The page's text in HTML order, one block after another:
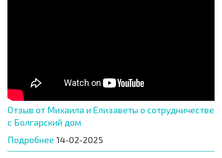
Отзыв от Михаила и Елизаветы о сотрудничестве
с Болгарский дом
Подробнее 14-02-2025